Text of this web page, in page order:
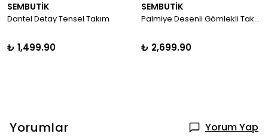
SEMBUTİK
Dantel Detay Tensel Takım
₺ 1,499.90
SEMBUTİK
Palmiye Desenli Gömlekli Takım
₺ 2,699.90
Yorumlar Yorum Yap